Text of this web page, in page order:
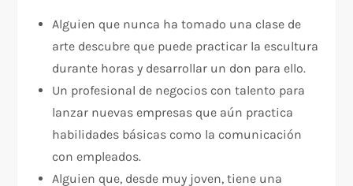
Alguien que nunca ha tomado una clase de
arte descubre que puede practicar la escultura
durante horas y desarrollar un don para ello.
Un profesional de negocios con talento para
lanzar nuevas empresas que aún practica
habilidades básicas como la comunicación
con empleados.
Alguien que, desde muy joven, tiene una